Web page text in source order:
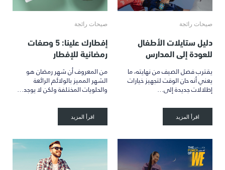
صيحات رائجة
دليل ستايلات الأطفال
للعودة إلى المدارس
يقترب فصل الصيف من نهايته، ما
يعني أنه حان الوقت لتجهيز خيارات
إطلالات جديدة إلى…
اقرأ المزيد
صيحات رائجة
إفطارك علينا: 5 وصفات
رمضانية للإفطار
من المعروف أن شهر رمضان هو
الشهر المميز بالولائم الرائعة
والحلويات المختلفة ولكن لا يوجد…
اقرأ المزيد